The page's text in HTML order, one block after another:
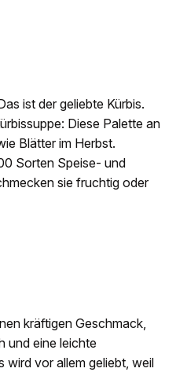
ist der geliebte Kürbis.
Diese Palette an
Blätter im Herbst.
Sorten Speise- und
sie fruchtig oder
kräftigen Geschmack,
und eine leichte
wird vor allem geliebt, weil